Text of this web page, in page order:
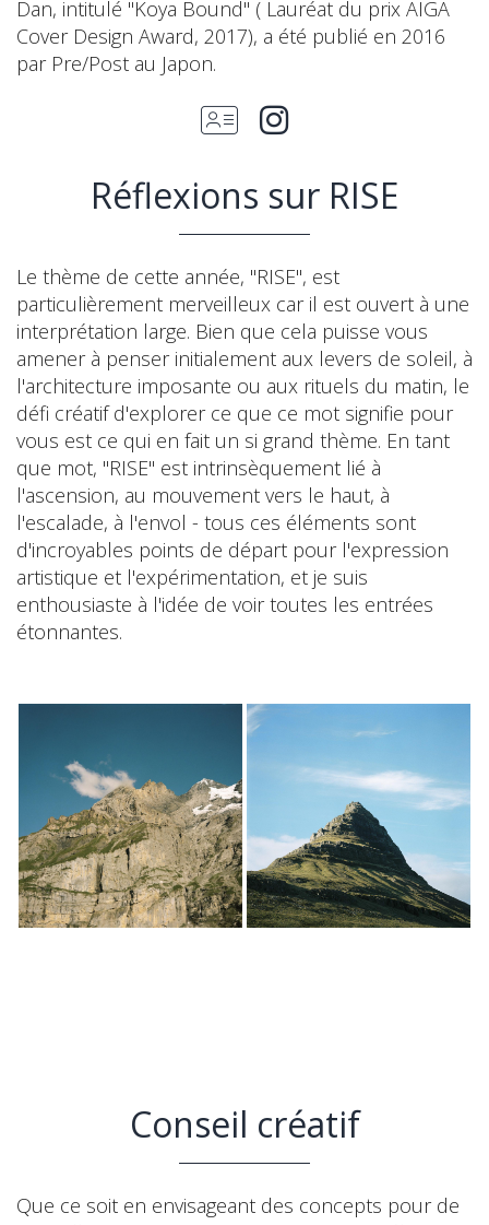
Dan, intitulé "Koya Bound" ( Lauréat du prix AIGA
Cover Design Award, 2017), a été publié en 2016
par Pre/Post au Japon.
Réflexions sur RISE
Le thème de cette année, "RISE", est
particulièrement merveilleux car il est ouvert à une
interprétation large. Bien que cela puisse vous
amener à penser initialement aux levers de soleil, à
l'architecture imposante ou aux rituels du matin, le
défi créatif d'explorer ce que ce mot signifie pour
vous est ce qui en fait un si grand thème. En tant
que mot, "RISE" est intrinsèquement lié à
l'ascension, au mouvement vers le haut, à
l'escalade, à l'envol - tous ces éléments sont
d'incroyables points de départ pour l'expression
artistique et l'expérimentation, et je suis
enthousiaste à l'idée de voir toutes les entrées
étonnantes.
Conseil créatif
Que ce soit en envisageant des concepts pour de